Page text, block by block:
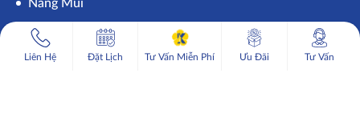
Nâng Mũi
Liên Hệ Đặt Lịch Tư Vấn Miễn Phí Ưu Đãi Tư Vấn
Tư vấn miễn phí